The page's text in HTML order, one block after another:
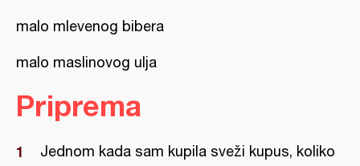
malo mlevenog bibera
malo maslinovog ulja
Priprema
Jednom kada sam kupila sveži kupus, koliko